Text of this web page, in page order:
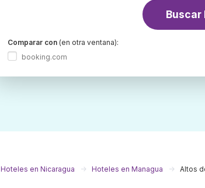
Buscar
Comparar con (en otra ventana):
booking.com
Hoteles en Nicaragua Hoteles en Managua Altos